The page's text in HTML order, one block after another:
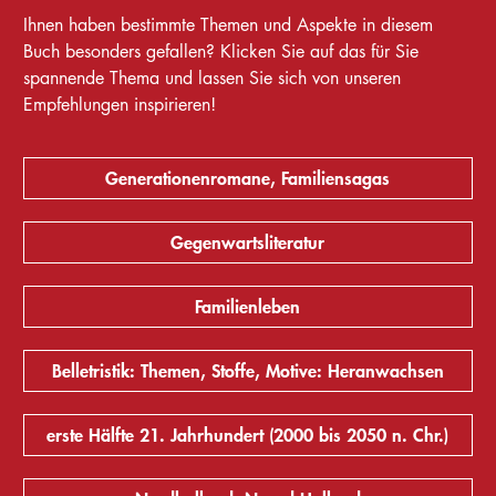
Ihnen haben bestimmte Themen und Aspekte in diesem
Buch besonders gefallen? Klicken Sie auf das für Sie
spannende Thema und lassen Sie sich von unseren
Empfehlungen inspirieren!
Generationenromane, Familiensagas
Gegenwartsliteratur
Familienleben
Belletristik: Themen, Stoffe, Motive: Heranwachsen
erste Hälfte 21. Jahrhundert (2000 bis 2050 n. Chr.)